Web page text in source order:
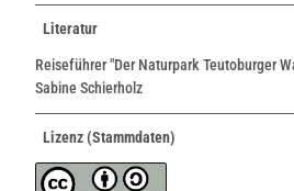
Literatur
Reiseführer "Der Naturpark Teutoburger
Sabine Schierholz
Lizenz (Stammdaten)